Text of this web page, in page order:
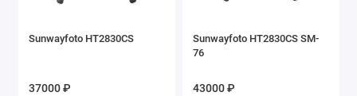
Sunwayfoto HT2830CS
37000 ₽
Sunwayfoto HT2830CS SM-
76
43000 ₽